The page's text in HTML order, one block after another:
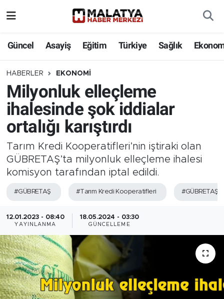
Güncel Asayiş Eğitim Türkiye Sağlık
HABERLER EKONOMI
Milyonluk elleçleme
ihalesinde şok iddialar
ortalığı karıştırdı
Tarım Kredi Kooperatifleri’nin iştiraki olan
GÜBRETAŞ’ta milyonluk elleçleme ihalesi
komisyon tarafından iptal edildi.
#GÜBRETAŞ #Tarım Kredi Kooperatifleri #GÜBRETAŞ’
12.01.2023 - 08:40
YAYINLANMA
18.05.2024 - 03:30
GÜNCELLEME
Eğitim
Türkiye
Sağlık
Güncel
Kültür
Teknoloji
İş İlanları
Dünya
Spor